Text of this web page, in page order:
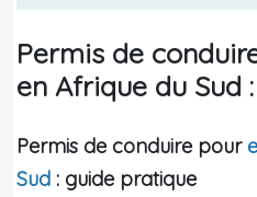
Permis de
en Afrique du Sud
Permis de conduire pour
Sud : guide pratique